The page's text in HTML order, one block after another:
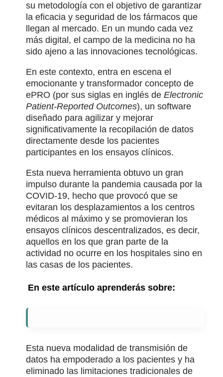
su metodología con el objetivo de garantizar
la eficacia y seguridad de los fármacos que
llegan al mercado. En un mundo cada vez
más digital, el campo de la medicina no ha
sido ajeno a las innovaciones tecnológicas.
En este contexto, entra en escena el
emocionante y transformador concepto de
ePRO (por sus siglas en inglés deElectronic
Patient-Reported Outcomes), un software
diseñado para agilizar y mejorar
significativamente la recopilación de datos
directamente desde los pacientes
participantes en los ensayos clínicos.
Esta nueva herramienta obtuvo un gran
impulso durante la pandemia causada por la
COVID-19, hecho que provocó que se
evitaran los desplazamientos a los centros
médicos al máximo y se promovieran los
ensayos clínicos descentralizados, es decir,
aquellos en los que gran parte de la
actividad no ocurre en los hospitales sino en
las casas de los pacientes.
En este artículo aprenderás sobre:
Esta nueva modalidad de transmisión de
datos ha empoderado a los pacientes y ha
eliminado las limitaciones tradicionales de